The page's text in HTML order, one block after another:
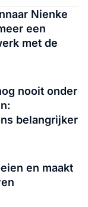
Nienke
een
met de
nooit onder
belangrijker
en maakt